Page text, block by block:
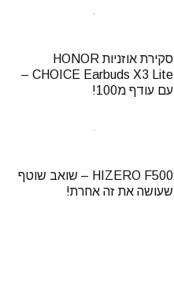
סקירת אוזניות HONOR
CHOICE Earbuds X3 Lite –
עם עודף מ100!
HIZERO F500 – שואב שוטף
שעושה את זה אחרת!